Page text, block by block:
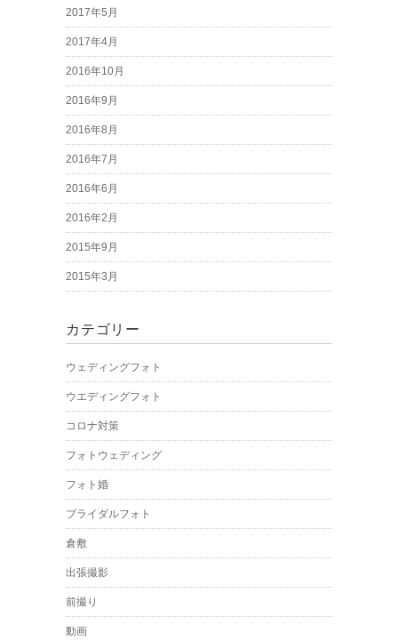
2017年5月
2017年4月
2016年10月
2016年9月
2016年8月
2016年7月
2016年6月
2016年2月
2015年9月
2015年3月
カテゴリー
ウェディングフォト
ウエディングフォト
コロナ対策
フォトウェディング
フォト婚
ブライダルフォト
倉敷
出張撮影
前撮り
動画